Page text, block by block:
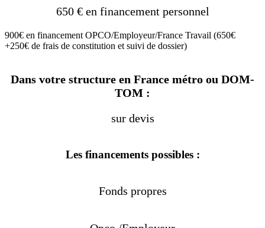
650 € en financement personnel
900€ en financement OPCO/Employeur/France Travail (650€
+250€ de frais de constitution et suivi de dossier)
Dans votre structure en France métro ou DOM-
TOM :
sur devis
Les financements possibles :
Fonds propres